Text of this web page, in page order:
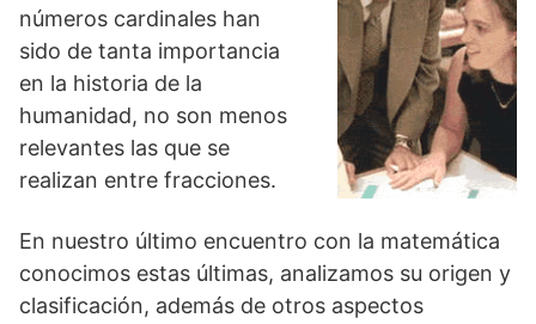
números cardinales han
sido de tanta importancia
en la historia de la
humanidad, no son menos
relevantes las que se
realizan entre fracciones.
En nuestro último encuentro con la matemática
conocimos estas últimas, analizamos su origen y
clasificación, además de otros aspectos